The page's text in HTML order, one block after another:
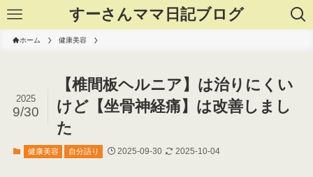
すーさんママ日記ブログ
ホーム 健康美容
【椎間板ヘルニア】は治りにくい
けど【坐骨神経痛】は改善しまし
た
2025
9/30
健康美容 自分語り 2025-09-30 2025-10-04